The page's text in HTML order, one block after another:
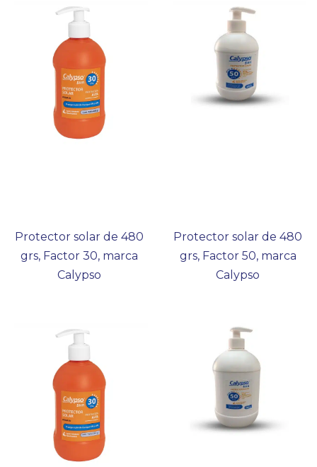
Protector solar de 480
grs, Factor 30, marca
Calypso
Protector solar de 480
grs, Factor 50, marca
Calypso